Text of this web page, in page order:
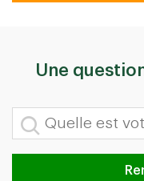
Une
Quelle est votre